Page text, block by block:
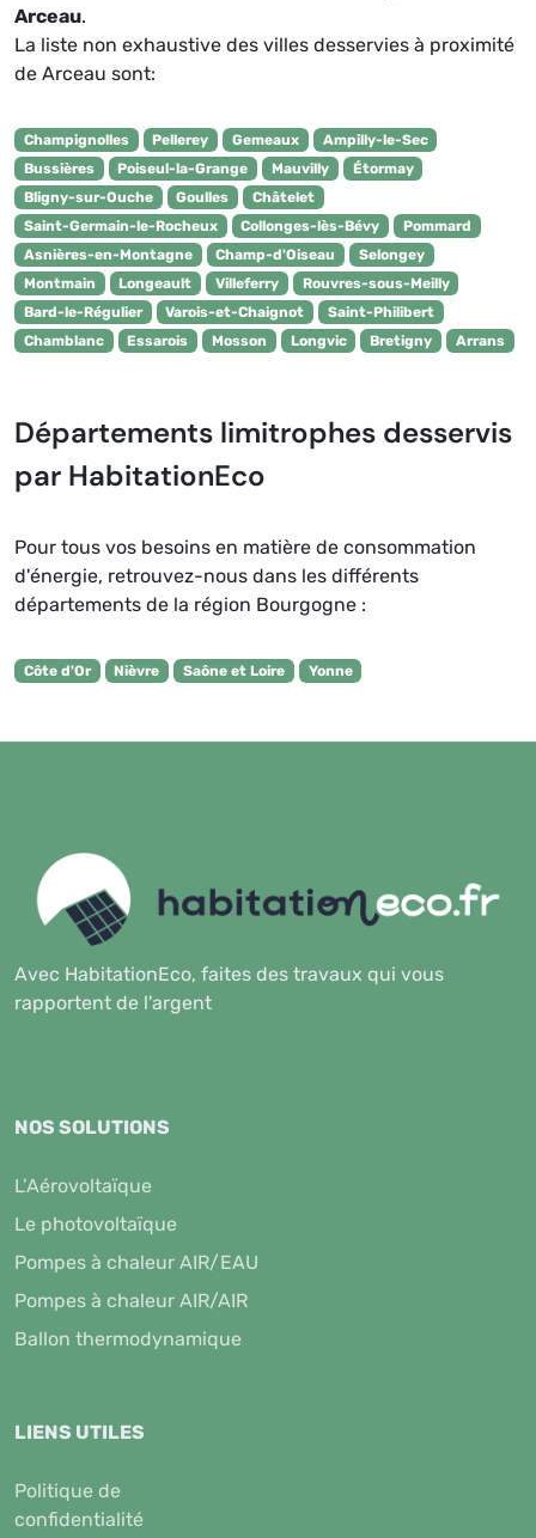
Arceau.
La liste non exhaustive des villes desservies à proximité
de Arceau sont:
Champignolles Pellerey Gemeaux
Ampilly-le-Sec
Bussières
Poiseul-la-Grange Mauvilly
Étormay
Bligny-sur-Ouche
Goulles
Châtelet
Saint-Germain-le-Rocheux
Collonges-lès-Bévy
Pommard
Asnières-en-Montagne
Champ-d'Oiseau
Selongey
Montmain
Longeault Villeferry
Rouvres-sous-Meilly
Bard-le-Régulier
Varois-et-Chaignot
Saint-Philibert
Chamblanc
Essarois Mosson Longvic Bretigny Arrans
Départements limitrophes desservis
par HabitationEco
Pour tous vos besoins en matière de consommation
d'énergie, retrouvez-nous dans les différents
départements de la région Bourgogne :
Côte d'Or Nièvre Saône et Loire Yonne
Avec HabitationEco, faites des travaux qui vous
rapportent de l'argent
NOS SOLUTIONS
L’Aérovoltaïque
Le photovoltaïque
Pompes à chaleur AIR/EAU
Pompes à chaleur AIR/AIR
Ballon thermodynamique
LIENS UTILES
Politique de
confidentialité